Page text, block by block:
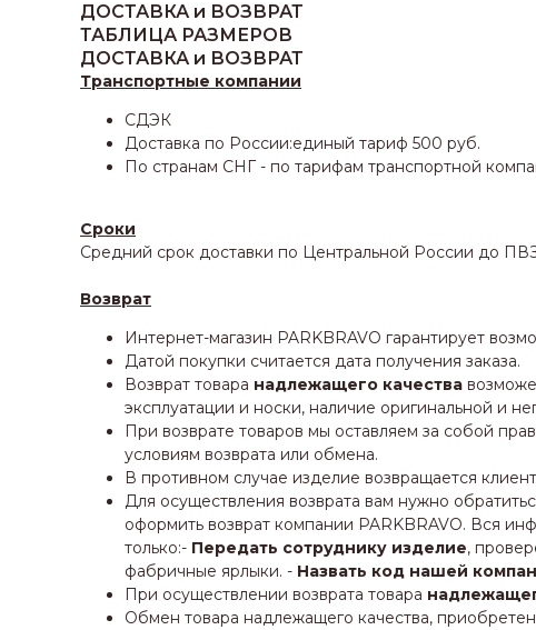
ДОСТАВКА и ВОЗВРАТ
ТАБЛИЦА РАЗМЕРОВ
ДОСТАВКА и ВОЗВРАТ
Транспортные компании
СДЭК
Доставка по России:единый тариф 500 руб.
По странам СНГ - по тарифам транспортной
Сроки
Средний срок доставки по Центральной России до
Возврат
Интернет-магазин PARKBRAVO гарантирует
Датой покупки считается дата получения заказа.
Возврат товара надлежащего качества
эксплуатации и носки, наличие оригинальной и
При возврате товаров мы оставляем за собой
условиям возврата или обмена.
В противном случае изделие возвращается
Для осуществления возврата вам нужно
оформить возврат компании PARKBRAVO. Вся
только:- Передать сотруднику изделие,
фабричные ярлыки. - Назвать код нашей
При осуществлении возврата товара
Обмен товара надлежащего качества,